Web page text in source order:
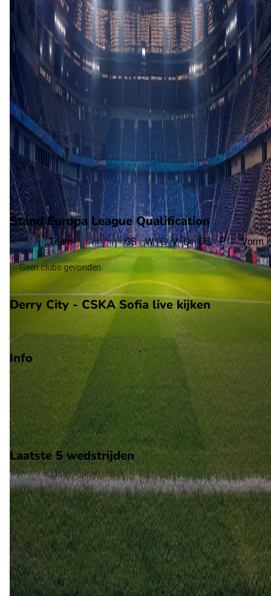
T. Ivanov
82'
F. Rodriguez
84'
C. Grogan
90'
S. Sensi
90'
B. Cotter
(Eigen doelpunt)
90' +16'
M. Brahimi(I. Pittas)
90'
+10'
J. Clarke (E. Chapman)
90'+10'
J. Gbamin (I. Solet)
Stand Europa League Qualification
Team GS W G V D DS P Vorm
Geen clubs gevonden
Derry City - CSKA Sofia live kijken
Info
Op 16 juli 2026 gaat Derry City de strijd aan met CSKA Sofia.
wedstrijd wordt afgetrapt om 17:30 en wordt gespeeld in de
Europa League Qualification 1.
Stadion: Ryan McBride Brandywell Stadium
Scheidsrechter: Onbekend
Laatste 5 wedstrijden
H2H
Derry City
CSKA Sofia
16 jul2026
Derry City
CSKA Sofia
1 2
9 jul 2026